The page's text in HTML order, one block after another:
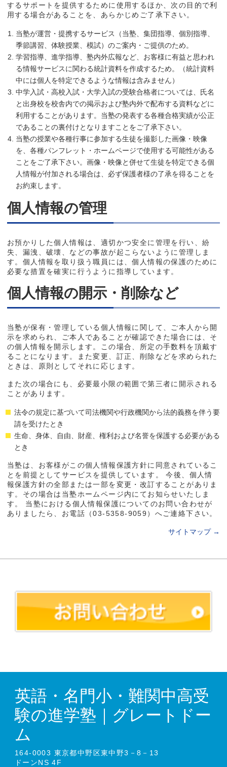
するサポートを提供するために使用するほか、次の目的で利
用する場合があることを、あらかじめご了承下さい。
当塾が運営・提携するサービス（当塾、集団指導、個別指導、
季節講習、体験授業、模試）のご案内・ご提供のため。
学習指導、進学指導、塾内外広報など、お客様に有益と思われ
る情報サービスに関わる統計資料を作成するため。（統計資料
中には個人を特定できるような情報は含みません）
中学入試・高校入試・大学入試の受験合格者については、氏名
と出身校を校舎内での掲示および塾内外で配布する資料などに
利用することがあります。当塾の発表する各種合格実績が公正
であることの裏付けとなりますことをご了承下さい。
当塾の授業や各種行事に参加する生徒を撮影した画像・映像
を、各種パンフレット・ホームページで使用する可能性がある
ことをご了承下さい。画像・映像と併せて生徒を特定できる個
人情報が付加される場合は、必ず保護者様の了承を得ることを
お約束します。
個人情報の管理
お預かりした個人情報は、適切かつ安全に管理を行い、紛
失、漏洩、破壊、などの事故が起こらないように管理しま
す。個人情報を取り扱う職員には、個人情報の保護のために
必要な措置を確実に行うように指導しています。
個人情報の開示・削除など
当塾が保有・管理している個人情報に関して、ご本人から開
示を求められ、ご本人であることが確認できた場合には、そ
の個人情報を開示します。この場合、所定の手数料を頂戴す
ることになります。また変更、訂正、削除などを求められた
ときは、原則としてそれに応じます。
また次の場合にも、必要最小限の範囲で第三者に開示される
ことがあります。
法令の規定に基づいて司法機関や行政機関から法的義務を伴う要
請を受けたとき
生命、身体、自由、財産、権利および名誉を保護する必要がある
とき
当塾は、お客様がこの個人情報保護方針に同意されているこ
とを前提としてサービスを提供しています。 今後、個人情
報保護方針の全部または一部を変更・改訂することがありま
す。その場合は当塾ホームページ内にてお知らせいたしま
す。 当塾における個人情報保護についてのお問い合わせが
ありましたら、お電話（03-5358-9059）へご連絡下さい。
サイトマップ →
英語・名門小・難関中高受
験の進学塾｜グレートドー
ム
164-0003 東京都中野区東中野3－8－13
ドーンNS 4F